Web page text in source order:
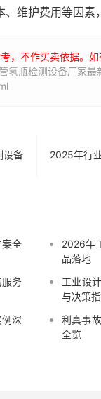
维护费用等因素
，不作买卖依据。如
氢瓶检测设备厂家最
设备
2025年行
全
2026年
品落地
务
工业设
与决策
深
利真事
全览